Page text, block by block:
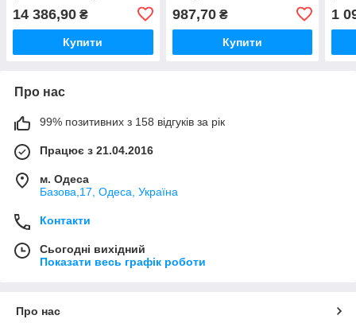
14 386,90 ₴
Купити
987,70₴
Купити
1
Про нас
99% позитивних з 158 відгуків за рік
Працює з 21.04.2016
м. Одеса
Базова,17, Одеса, Україна
Контакти
Сьогодні вихідний
Показати весь графік роботи
Про нас